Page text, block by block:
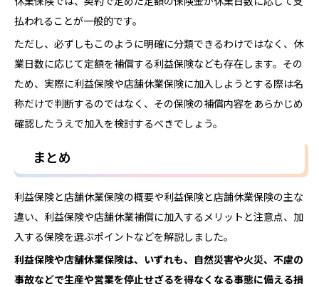
払われることが一般的です。
ただし、必ずしもこのように明確に分類できるわけではなく、休
業日数に応じて定額を補償する利益保険なども存在します。その
ため、実際に利益保険や店舗休業保険に加入しようとする際は名
称だけで判断するのではなく、その保険の補償内容をあらかじめ
確認したうえで加入を検討するべきでしょう。
まとめ
利益保険と店舗休業保険の概要や利益保険と店舗休業保険の主な
違い、利益保険や店舗休業補償に加入するメリットと注意点、加
入する保険を選ぶポイントなどを解説しました。
利益保険や店舗休業保険は、いずれも、自然災害や火災、不慮の
事故などで生産や営業を停止せざるを得なくなる事態に備える損